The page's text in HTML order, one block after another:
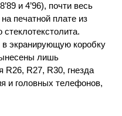
и 4’96), почти весь
печатной плате из
экранирующую коробку
лишь
R26, R27, R30, гнезда
и головных телефонов,